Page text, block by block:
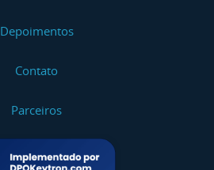
Depoimentos
Contato
Parceiros